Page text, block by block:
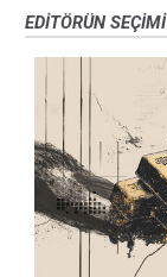
EDITÖRÜN SEÇIMI